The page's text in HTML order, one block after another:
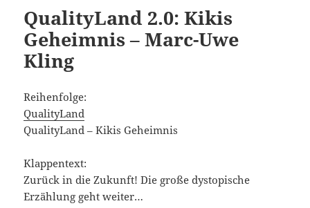
QualityLand 2.0: Kikis
Geheimnis – Marc-Uwe
Kling
Reihenfolge:
QualityLand
QualityLand – Kikis Geheimnis
Klappentext:
Zurück in die Zukunft! Die große dystopische
Erzählung geht weiter…